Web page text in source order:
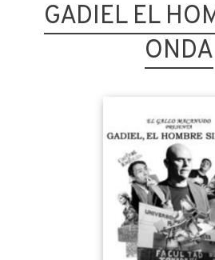
GADIEL EL
ONDA